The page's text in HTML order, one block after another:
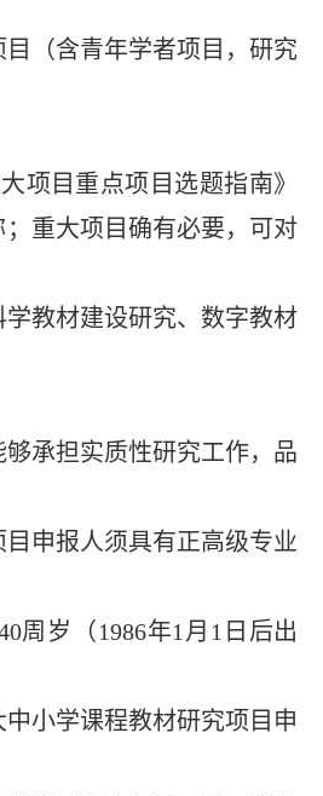
（含青年学者项目，研究
项目重点项目选题指南》
重大项目确有必要，可对
教材建设研究、数字教材
承担实质性研究工作，品
申报人须具有正高级专业
周岁（1986年1月1日后出
小学课程教材研究项目申